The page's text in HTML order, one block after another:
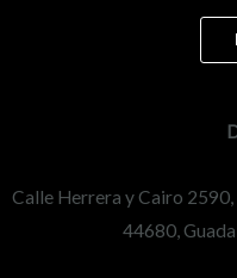
Calle Herrera y Cairo
44680,